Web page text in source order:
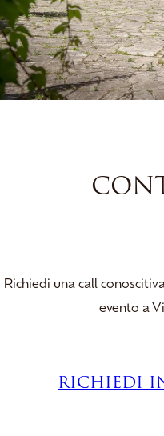
Richiedi una call
evento a
RICHIEDI